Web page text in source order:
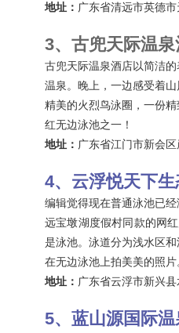
地址： 广东省清远市英德
古兜天际温
古兜天际温泉酒店以简洁
温泉。晚上，一边感受着
精美的火烈鸟泳圈，一份
红无边泳池之一！
地址： 广东省江门市新会
云浮悦天下
编辑觉得现在普通泳池已
远宝墩湖度假村同款的网
是泳池。泳道分为浅水区
在无边泳池上拍美美的照片
地址： 广东省云浮市新兴
蓝山源国际